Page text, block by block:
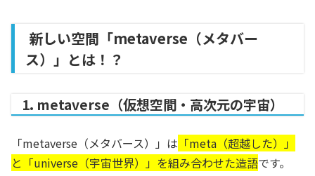
新しい空間「metaverse（メタバー
ス）」とは！？
1. metaverse（仮想空間・高次元の宇宙）
「metaverse（メタバース）」は 「meta（超越した）」
と「universe（宇宙世界）」を組み合わせた造語です。